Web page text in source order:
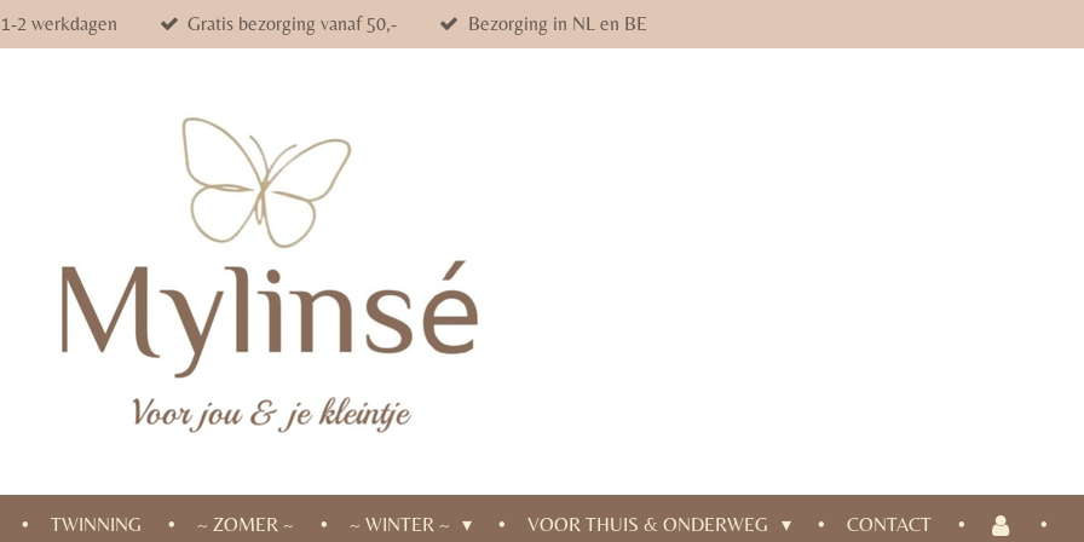
2 werkdagen Gratis bezorging vanaf 50,- Bezorging in NL en BE
TWINNING ~ ZOMER ~ ~ WINTER ~ VOOR THUIS & ONDERWEG CONTACT